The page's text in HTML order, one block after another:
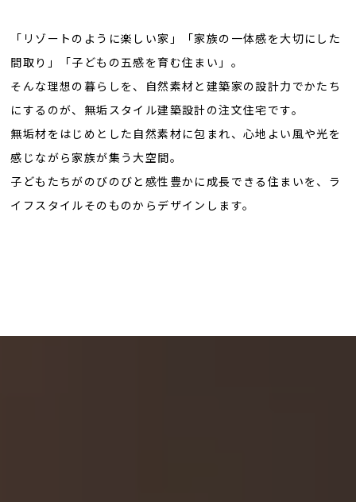
「リゾートのように楽しい家」「家族の一体感を大切にした
間取り」「子どもの五感を育む住まい」。
そんな理想の暮らしを、自然素材と建築家の設計力でかたち
にするのが、無垢スタイル建築設計の注文住宅です。
無垢材をはじめとした自然素材に包まれ、心地よい風や光を
感じながら家族が集う大空間。
子どもたちがのびのびと感性豊かに成長できる住まいを、ラ
イフスタイルそのものからデザインします。